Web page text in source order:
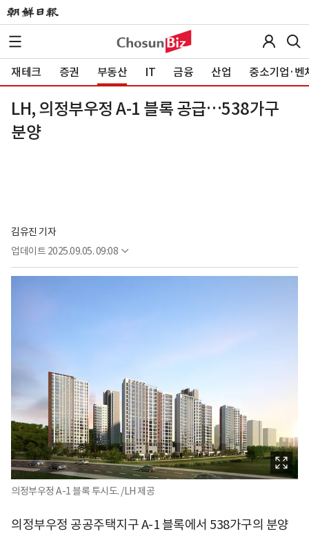
재테크 증권 부동산 IT 금융 산업 중소기업·벤
LH, 의정부우정 A-1 블록 공급…538가구
분양
김유진 기자
업데이트 2025.09.05. 09:08
의정부우정 A-1 블록 투시도. /LH 제공
의정부우정 공공주택지구 A-1 블록에서 538가구의 분양